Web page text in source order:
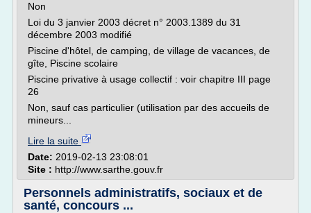
Non
Loi du 3 janvier 2003 décret n° 2003.1389 du 31
décembre 2003 modifié
Piscine d'hôtel, de camping, de village de vacances, de
gîte, Piscine scolaire
Piscine privative à usage collectif : voir chapitre III page
26
Non, sauf cas particulier (utilisation par des accueils de
mineurs...
Lire la suite
Date: 2019-02-13 23:08:01
Site : http://www.sarthe.gouv.fr
Personnels administratifs, sociaux et de
santé, concours ...